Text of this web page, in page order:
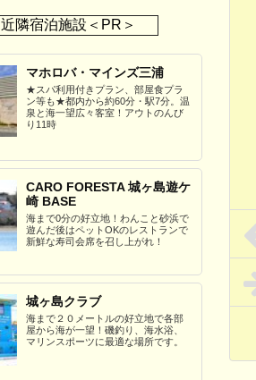
近隣宿泊施設＜PR＞
マホロバ・マインズ三浦
★スパ利用付きプラン、部屋食プラ
ン等も★都内から約60分・駅7分。温
泉と海一望広々客室！アウトのんび
り11時
CARO FORESTA 城ヶ島遊ケ
崎 BASE
海まで0分の好立地！わんこと砂浜で
遊んだ後はペットOKのレストランで
新鮮な寿司会席を召し上がれ！
城ヶ島クラブ
海まで２０メートルの好立地で各部
屋から海が一望！磯釣り、海水浴、
マリンスポーツに最適な場所です。